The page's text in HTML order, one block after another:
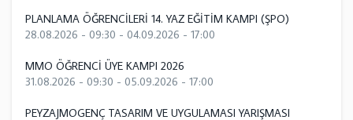
PLANLAMA ÖĞRENCİLERİ 14. YAZ EĞİTİM KAMPI (ŞPO)
28.08.2026 - 09:30 - 04.09.2026 - 17:00
MMO ÖĞRENCİ ÜYE KAMPI 2026
31.08.2026 - 09:30 - 05.09.2026 - 17:00
PEYZAJMOGENÇ TASARIM VE UYGULAMASI YARIŞMASI